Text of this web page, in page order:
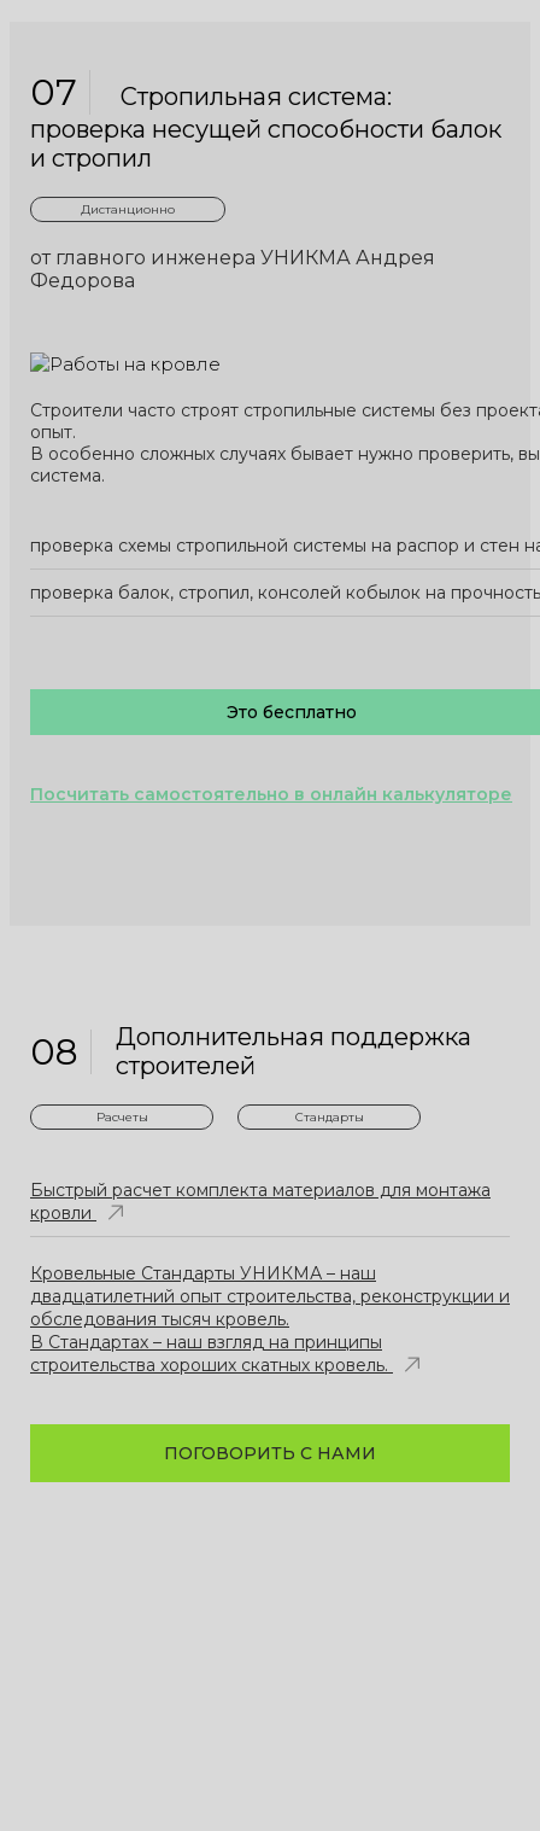
07
Стропильная система:
проверка несущей способности балок
и стропил
от главного инженера УНИКМА Андрея
Федорова
Дистанционно
Строители часто строят стропильные системы без
опыт.
В особенно сложных случаях бывает нужно проверить,
система.
проверка схемы стропильной системы на распор и стен
проверка балок, стропил, консолей кобылок на
Это бесплатно
Посчитать самостоятельно в онлайн калькуляторе
08
Дополнительная поддержка
строителей
Расчеты Стандарты
Быстрый расчет комплекта материалов для монтажа
кровли
Кровельные Стандарты УНИКМА – наш
двадцатилетний опыт строительства, реконструкции и
обследования тысяч кровель.
В Стандартах – наш взгляд на принципы
строительства хороших скатных кровель.
ПОГОВОРИТЬ С НАМИ